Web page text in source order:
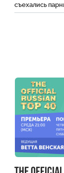
съехались
новыми